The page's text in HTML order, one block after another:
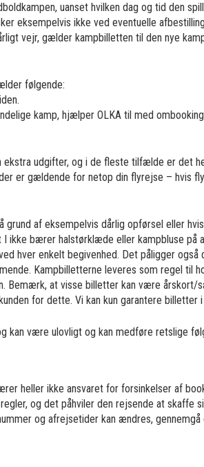
uanset hvilken dag og tid den
eksempelvis ikke ved eventuelle
vejr, gælder kampbilletten til den nye
følgende:
kamp, hjælper OLKA til med
udgifter, og i de fleste tilfælde er det
er gældende for netop din flyrejse – hvis
grund af eksempelvis dårlig opførsel eller
ikke bærer halstørklæde eller kampbluse på
hver enkelt begivenhed. Det påligger også
Kampbilletterne leveres som regel til
Bemærk, at visse billetter kan være
for dette. Vi kan kun garantere billetter
kan være ulovligt og kan medføre retslige
heller ikke ansvaret for forsinkelser af
og det påhviler den rejsende at skaffe
og afrejsetider kan ændres,